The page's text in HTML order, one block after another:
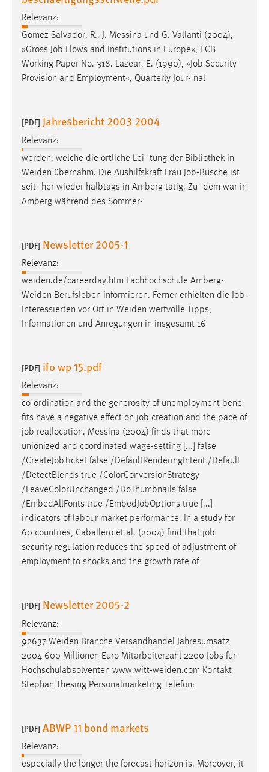
Relevanz:
Gomez-Salvador, R., J. Messina und G. Vallanti (2004),
»Gross Job Flows and Institutions in Europe«, ECB
Working Paper No. 318. Lazear, E. (1990), »Job Security
Provision and Employment«, Quarterly Jour- nal
[PDF] Jahresbericht 2003 2004
Relevanz:
werden, welche die örtliche Lei- tung der Bibliothek in
Weiden übernahm. Die Aushilfskraft Frau Job-Busche ist
seit- her wieder halbtags in Amberg tätig. Zu- dem war in
Amberg während des Sommer-
[PDF] Newsletter 2005-1
Relevanz:
weiden.de/careerday.htm Fachhochschule Amberg-
Weiden Berufsleben informieren. Ferner erhielten die Job-
Interessierten vor Ort in Weiden wertvolle Tipps,
Informationen und Anregungen in insgesamt 16
[PDF] ifo wp 15.pdf
Relevanz:
co-ordination and the generosity of unemployment bene-
fits have a negative effect on job creation and the pace of
job reallocation. Messina (2004) finds that more
unionized and coordinated wage-setting [...] false
/CreateJob Ticket false /DefaultRenderingIntent /Default
/DetectBlends true /ColorConversionStrategy
/LeaveColorUnchanged /DoThumbnails false
/EmbedAllFonts true /EmbedJobOptions true [...]
indicators of labour market performance. In a study for
60 countries, Caballero et al. (2004) find that job
security regulation reduces the speed of adjustment of
employment to shocks and the growth rate of
[PDF] Newsletter 2005-2
Relevanz:
92637 Weiden Branche Versandhandel Jahresumsatz
2004 600 Millionen Euro Mitarbeiterzahl 2200 Jobs für
Hochschulabsolventen www.witt-weiden.com Kontakt
Stephan Thesing Personalmarketing Telefon:
[PDF] ABWP 11 bond markets
Relevanz:
especially the longer the forecast horizon is. Moreover, it
Cookie Laufzeit:
3 Monate
Facebook Pixel
_fbp
Anbieter:
Facebook
Zweck:
Conversion-Tracking
EXTERNE MEDIEN
Um Inhalte von Videoplattformen und Social Media
Plattformen anzeigen zu können, werden von diesen
externen Medien Cookies gesetzt.
Vimeo